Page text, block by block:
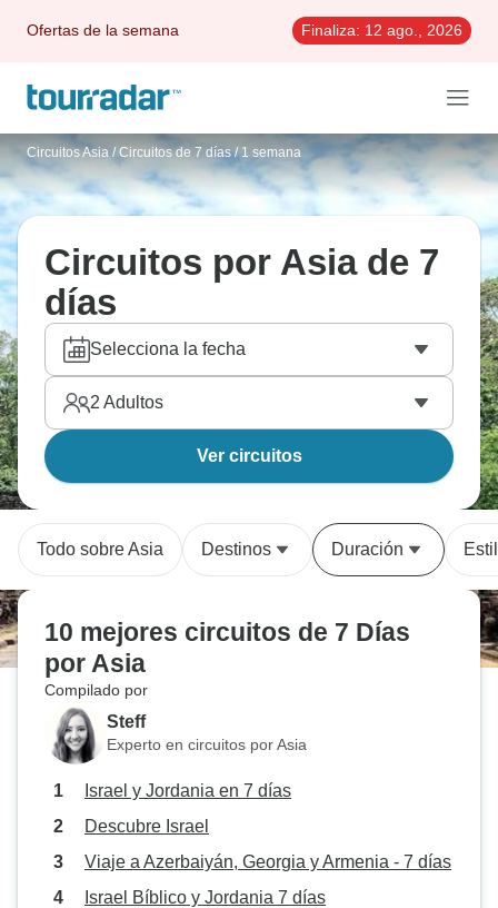
Ofertas de la semana Finaliza: 12 ago., 2026
Circuitos Asia / Circuitos de 7 días / 1 semana
Circuitos por Asia de 7
días
Selecciona la fecha
2 Adultos
Ver circuitos
Todo sobre Asia Destinos Duración
10 mejores circuitos de 7 Días
por Asia
Compilado por
Steff
Experto en circuitos por Asia
Israel y Jordania en 7 días
Descubre Israel
Viaje a Azerbaiyán, Georgia y Armenia - 7 días
Israel Bíblico y Jordania 7 días